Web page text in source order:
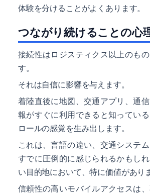
体験を分けることがよくあります。
つながり続けることの心
接続性はロジスティクス以上のも
す。
それは自信に影響を与えます。
着陸直後に地図、交通アプリ、通
報がすぐに利用できると知ってい
ロールの感覚を生み出します。
これは、言語の違い、交通システ
すでに圧倒的に感じられるかもし
い目的地において、特に価値があり
信頼性の高いモバイルアクセスは